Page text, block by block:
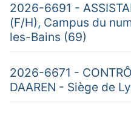
2026-6691 -
(F/H), Campus du
les-Bains (69)
2026-6671 -
DAAREN - Siège de